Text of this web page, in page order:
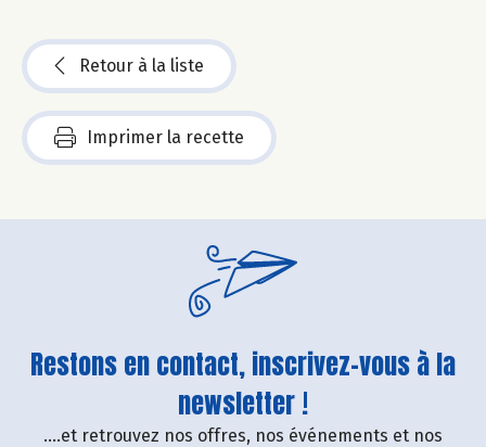
Retour à la liste
Imprimer la recette
Restons en contact, inscrivez-vous à la
newsletter !
....et retrouvez nos offres, nos événements et nos